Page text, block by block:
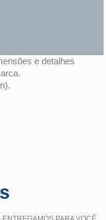
e detalhes